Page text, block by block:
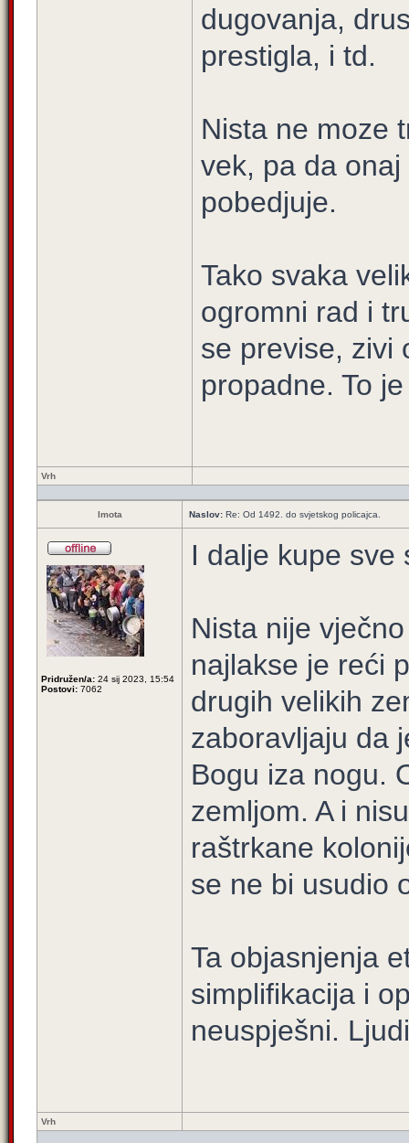
dugovanja,
prestigla, i td.
Nista ne moze
vek, pa da
pobedjuje.
Tako svaka
ogromni rad i
se previse, zivi
propadne. To
Vrh
Imota Naslov: Re: Od 1492. do svjetskog policajca.
Pridružen/a: 24 sij 2023, 15:54
Postovi: 7062
I dalje kupe sve
Nista nije
najlakse je reći
drugih velikih
zaboravljaju da
Bogu iza nogu.
zemljom. A i
raštrkane
se ne bi usudio
Ta objasnjenja
simplifikacija i
neuspješni.
Vrh